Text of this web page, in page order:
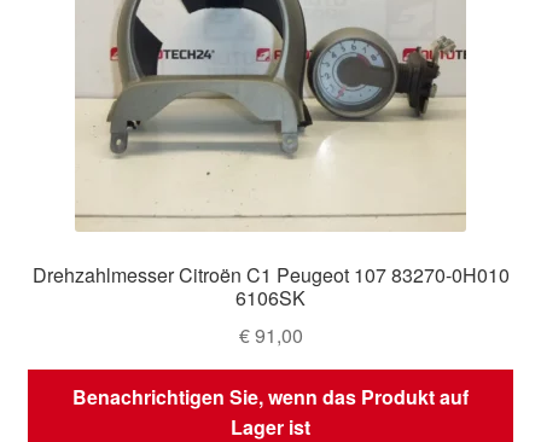
Drehzahlmesser Citroën C1 Peugeot 107 83270-0H010
6106SK
€91,00
Benachrichtigen Sie, wenn das Produkt auf
Lager ist